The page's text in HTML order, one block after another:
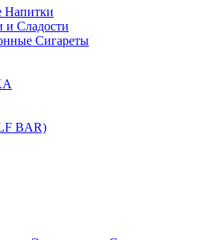
Напитки
и Сладости
Сигареты
BAR)